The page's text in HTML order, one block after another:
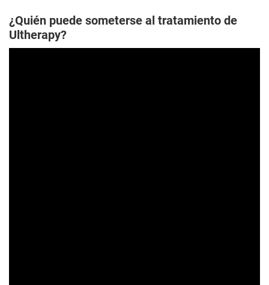
¿Quién puede someterse al tratamiento de
Ultherapy?